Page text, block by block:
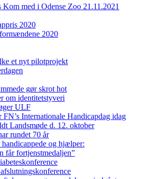
Kom med i Odense Zoo 21.11.2021
2020
2020
et nyt pilotprojekt
gør skrot hot
om identitetstyveri
ULF
Internationale Handicapdag idag
Landsmøde d. 12. oktober
rundet 70 år
og hjælper:
får fortjenstmedaljen”